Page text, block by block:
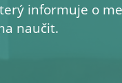
informuje o
naučit.